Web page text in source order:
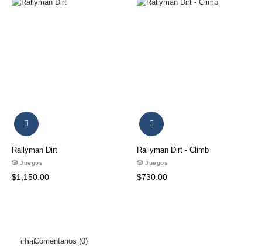
Rallyman Dirt
🎲 Juegos
$1,150.00
Rallyman Dirt - Climb
🎲 Juegos
$730.00
Comentarios (0)